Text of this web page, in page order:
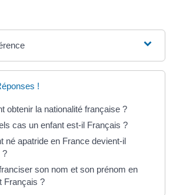
!
obtenir la nationalité française ?
cas un enfant est-il Français ?
né apatride en France devient-il
?
son nom et son prénom en
Français ?